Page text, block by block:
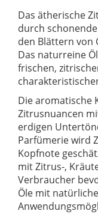
Das ätherische
durch
den Blättern von
Das naturreine
frischen,
Die aromatische
Zitrusnuancen
erdigen
Parfümerie wird
Kopfnote
mit Zitrus-,
Verbraucher
Öle mit